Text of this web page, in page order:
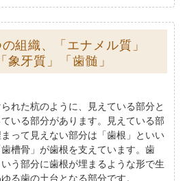
組織、「エナメル質」
象牙質」「歯髄」
れた杭のように、見えている部分と
いる部分があります。見えている部
って見えない部分は「歯根」といい
槽骨」が歯根を支えています。歯
う部分に歯根が埋まるような形で生
る歯の土台となる部分です。